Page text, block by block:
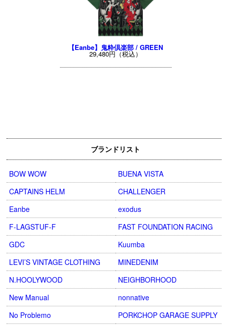
【Eanbe】鬼粋倶楽部 / GREEN
29,480円（税込）
ブランドリスト
BOW WOW
BUENA VISTA
CAPTAINS HELM
CHALLENGER
Eanbe
exodus
F-LAGSTUF-F
FAST FOUNDATION RACING
GDC
Kuumba
LEVI’S VINTAGE CLOTHING
MINEDENIM
N.HOOLYWOOD
NEIGHBORHOOD
New Manual
nonnative
No Problemo
PORKCHOP GARAGE SUPPLY